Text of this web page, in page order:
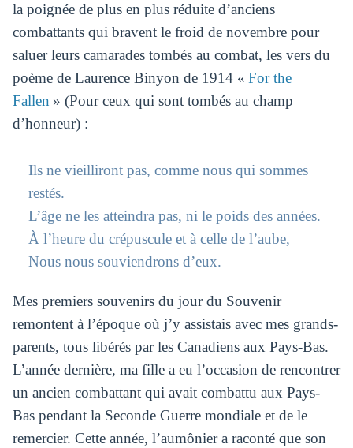
la poignée de plus en plus réduite d’anciens
combattants qui bravent le froid de novembre pour
saluer leurs camarades tombés au combat, les vers du
poème de Laurence Binyon de 1914 « For the
Fallen » (Pour ceux qui sont tombés au champ
d’honneur) :
Ils ne vieilliront pas, comme nous qui sommes
restés.
L’âge ne les atteindra pas, ni le poids des années.
À l’heure du crépuscule et à celle de l’aube,
Nous nous souviendrons d’eux.
Mes premiers souvenirs du jour du Souvenir
remontent à l’époque où j’y assistais avec mes grands-
parents, tous libérés par les Canadiens aux Pays-Bas.
L’année dernière, ma fille a eu l’occasion de rencontrer
un ancien combattant qui avait combattu aux Pays-
Bas pendant la Seconde Guerre mondiale et de le
remercier. Cette année, l’aumônier a raconté que son